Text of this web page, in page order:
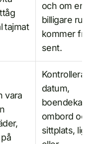
tajmat
och om en
billigare rutt
kommer
sent.
vara
Kontrollera
datum,
ombord och
sittplats,